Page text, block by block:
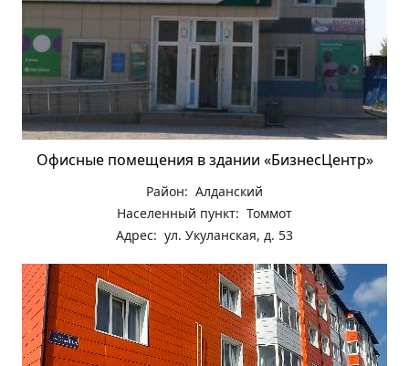
Офисные помещения в здании «БизнесЦентр»
Район: Алданский
Населенный пункт: Томмот
Адрес: ул. Укуланская, д. 53